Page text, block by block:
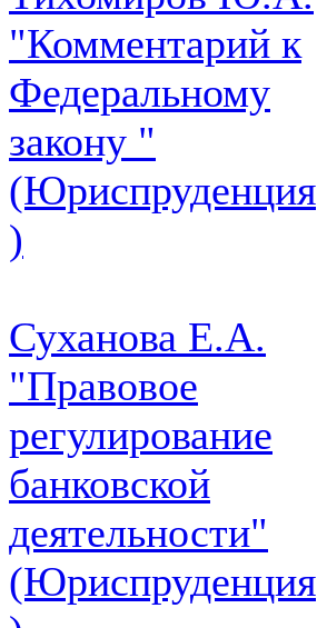
"Комментарий к
Федеральному
закону "
(Юриспруденция
)
Суханова Е.А.
"Правовое
регулирование
банковской
деятельности"
(Юриспруденция